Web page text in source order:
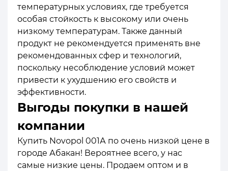
температурных условиях, где требуется
особая стойкость к высокому или очень
низкому температурам. Также данный
продукт не рекомендуется применять вне
рекомендованных сфер и технологий,
поскольку несоблюдение условий может
привести к ухудшению его свойств и
эффективности.
Выгоды покупки в нашей
компании
Купить Novopol 001А по очень низкой цене в
городе Абакан! Вероятнее всего, у нас
самые низкие цены. Продаем оптом и в